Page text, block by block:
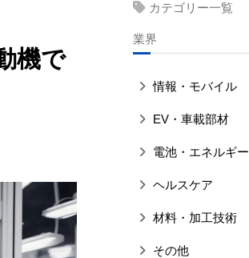
機で
カテゴリー一覧
業界
情報・モバイル
EV・車載部材
電池・エネルギー
ヘルスケア
材料・加工技術
その他